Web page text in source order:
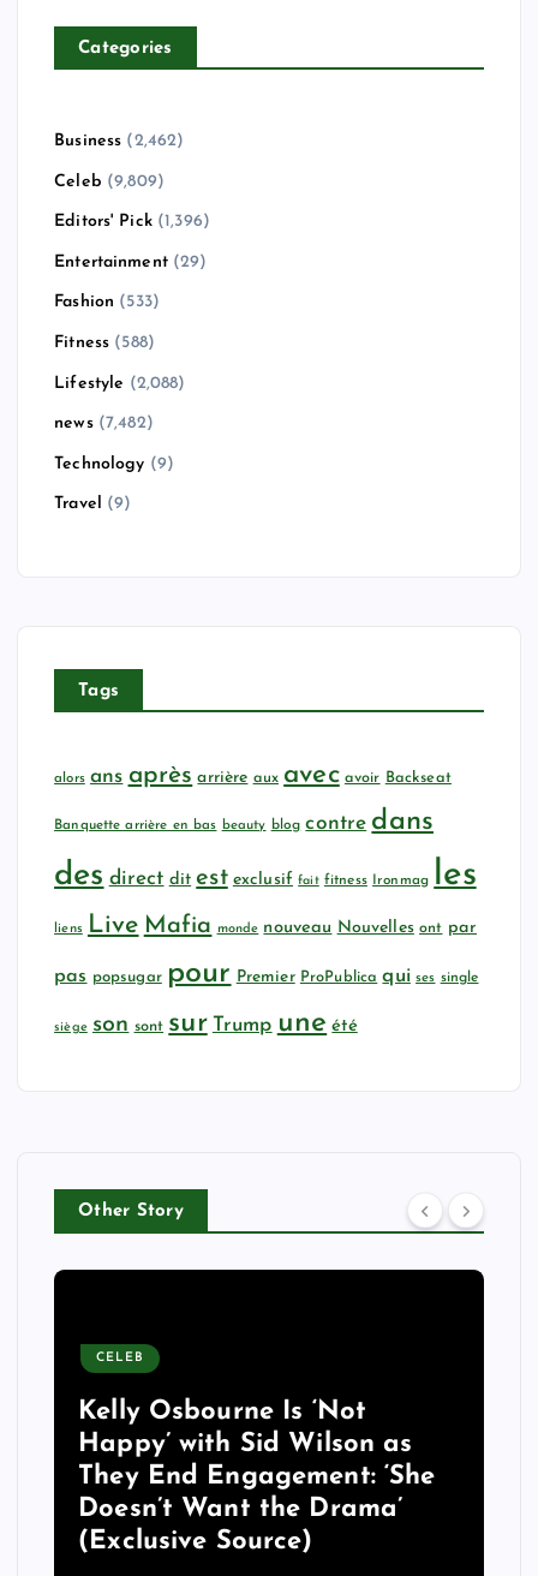
Categories
Business (2,462)
Celeb (9,809)
Editors' Pick(1,396)
Entertainment(29)
Fashion (533)
Fitness (588)
Lifestyle (2,088)
news(7,482)
Technology (9)
Travel (9)
Tags
alors ans après arrière aux avec avoir Backseat
Banquette arrière en bas beauty blog contre dans
des direct dit est exclusif fait fitness Ironmag les
liens Live Mafia monde nouveau Nouvelles ont par
pas popsugar pour Premier ProPublica qui ses single
siège son sont sur Trump une été
Other Story
CELEB
Kelly Osbourne Is ‘Not
Happy’ with Sid Wilson as
They End Engagement: ‘She
Doesn’t Want the Drama’
(Exclusive Source)